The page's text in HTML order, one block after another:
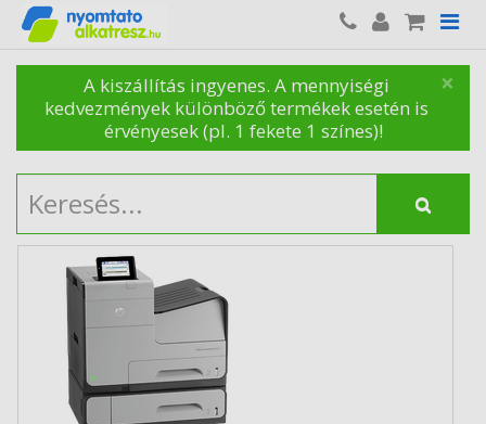
×
A kiszállítás ingyenes. A mennyiségi
kedvezmények különböző termékek esetén is
érvényesek (pl. 1 fekete 1 színes)!